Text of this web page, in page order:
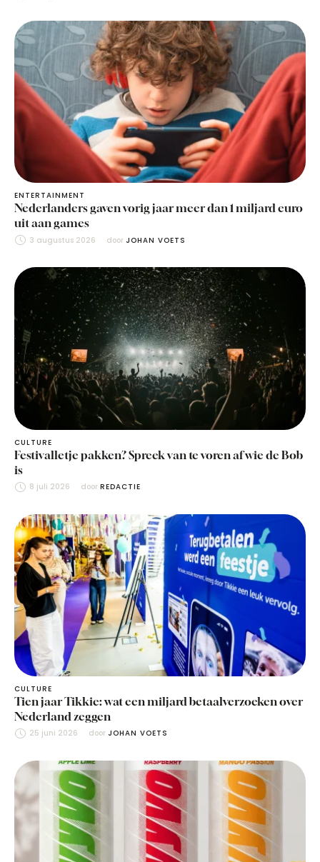
ENTERTAINMENT
Nederlanders gaven vorig jaar meer dan 1 miljard euro
uit aan games
3 augustus 2026 door JOHAN VOETS
CULTURE
Festivalletje pakken? Spreek van te voren af wie de Bob
is
8 juli 2026 door REDACTIE
CULTURE
Tien jaar Tikkie: wat een miljard betaalverzoeken over
Nederland zeggen
25 juni 2026 door JOHAN VOETS